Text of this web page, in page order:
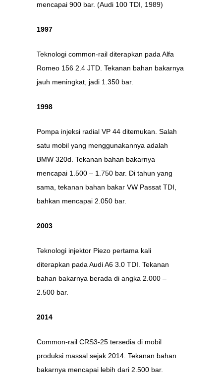
mencapai 900 bar. (Audi 100 TDI, 1989)
1997
Teknologi common-rail diterapkan pada Alfa
Romeo 156 2.4 JTD. Tekanan bahan bakarnya
jauh meningkat, jadi 1.350 bar.
1998
Pompa injeksi radial VP 44 ditemukan. Salah
satu mobil yang menggunakannya adalah
BMW 320d. Tekanan bahan bakarnya
mencapai 1.500 – 1.750 bar. Di tahun yang
sama, tekanan bahan bakar VW Passat TDI,
bahkan mencapai 2.050 bar.
2003
Teknologi injektor Piezo pertama kali
diterapkan pada Audi A6 3.0 TDI. Tekanan
bahan bakarnya berada di angka 2.000 –
2.500 bar.
2014
Common-rail CRS3-25 tersedia di mobil
produksi massal sejak 2014. Tekanan bahan
bakarnya mencapai lebih dari 2.500 bar.